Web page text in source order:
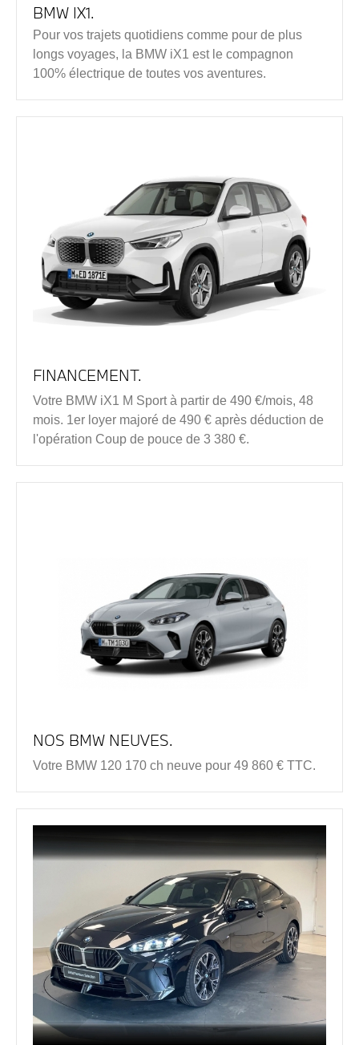
BMW IX1.
Pour vos trajets quotidiens comme pour de plus
longs voyages, la BMW iX1 est le compagnon
100% électrique de toutes vos aventures.
FINANCEMENT.
Votre BMW iX1 M Sport à partir de 490 €/mois, 48
mois. 1er loyer majoré de 490 € après déduction de
l'opération Coup de pouce de 3 380 €.
NOS BMW NEUVES.
Votre BMW 120 170 ch neuve pour 49 860 € TTC.